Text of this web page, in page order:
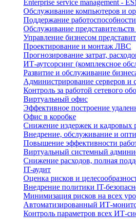
Enterprise service management -
Обслуживание компьютеров и
Поддержание
Обслуживание
Управление бизнесом
Проектирование и монтаж ЛВС
Прогнозирование затрат,
ИТ-аутсорсинг (комплексное
Развитие и обслуживание
Администрирование серверов и
Контроль за работой сетевого
Виртуальный офис
Эффективное построение
Офис в коробке
Снижение издержек и кадровых
Внедрение, обслуживание и
Повышение эффективности
Виртуальный системный
Снижение расходов, полная
IT-аудит
Оценка рисков и
Внедрение политики IT-
Минимизация рисков на всех
Автоматизиро­ван­ный ИТ-
Контроль параметров всех ИТ-